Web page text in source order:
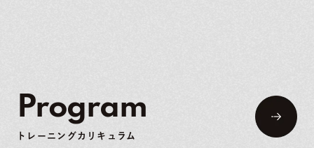
Program
トレーニングカリキュラム